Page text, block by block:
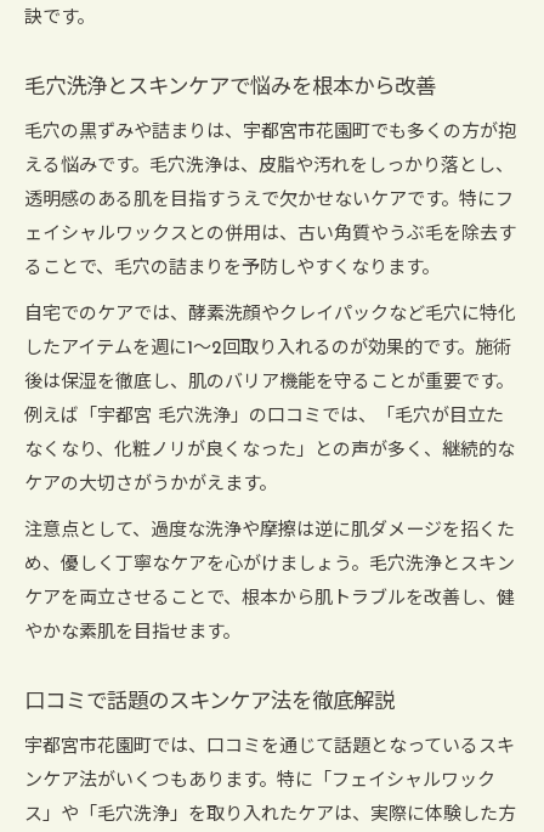
訣です。
毛穴洗浄とスキンケアで悩みを根本から改善
毛穴の黒ずみや詰まりは、宇都宮市花園町でも多くの方が抱
える悩みです。毛穴洗浄は、皮脂や汚れをしっかり落とし、
透明感のある肌を目指すうえで欠かせないケアです。特にフ
ェイシャルワックスとの併用は、古い角質やうぶ毛を除去す
ることで、毛穴の詰まりを予防しやすくなります。
自宅でのケアでは、酵素洗顔やクレイパックなど毛穴に特化
したアイテムを週に1〜2回取り入れるのが効果的です。施術
後は保湿を徹底し、肌のバリア機能を守ることが重要です。
例えば「宇都宮 毛穴洗浄」の口コミでは、「毛穴が目立た
なくなり、化粧ノリが良くなった」との声が多く、継続的な
ケアの大切さがうかがえます。
注意点として、過度な洗浄や摩擦は逆に肌ダメージを招くた
め、優しく丁寧なケアを心がけましょう。毛穴洗浄とスキン
ケアを両立させることで、根本から肌トラブルを改善し、健
やかな素肌を目指せます。
口コミで話題のスキンケア法を徹底解説
宇都宮市花園町では、口コミを通じて話題となっているスキ
ンケア法がいくつもあります。特に「フェイシャルワック
ス」や「毛穴洗浄」を取り入れたケアは、実際に体験した方